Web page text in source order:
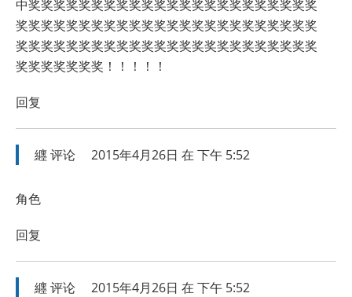
中奖奖奖奖奖奖奖奖奖奖奖奖奖奖奖奖奖奖奖奖奖奖奖
奖奖奖奖奖奖奖奖奖奖奖奖奖奖奖奖奖奖奖奖奖奖奖奖
奖奖奖奖奖奖奖奖奖奖奖奖奖奖奖奖奖奖奖奖奖奖奖奖
奖奖奖奖奖奖奖！！！！！
回复
纒评论 2015年4月26日 在 下午 5:52
角色
回复
纒评论 2015年4月26日 在 下午 5:52